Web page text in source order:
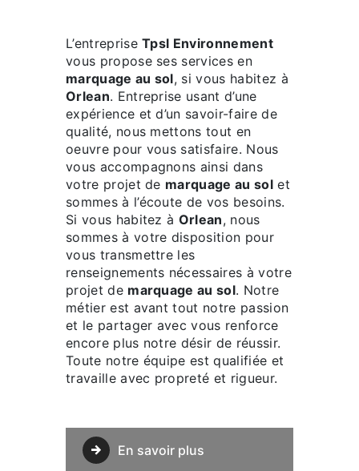
L’entrepriseTpsl Environnement
vous propose ses services en
marquage au sol, si vous habitez à
Orlean. Entreprise usant d’une
expérience et d’un savoir-faire de
qualité, nous mettons tout en
oeuvre pour vous satisfaire. Nous
vous accompagnons ainsi dans
votre projet de marquage au solet
sommes à l’écoute de vos besoins.
Si vous habitez à Orlean, nous
sommes à votre disposition pour
vous transmettre les
renseignements nécessaires à votre
projet de marquage au sol. Notre
métier est avant tout notre passion
et le partager avec vous renforce
encore plus notre désir de réussir.
Toute notre équipe est qualifiée et
travaille avec propreté et rigueur.
En savoir plus